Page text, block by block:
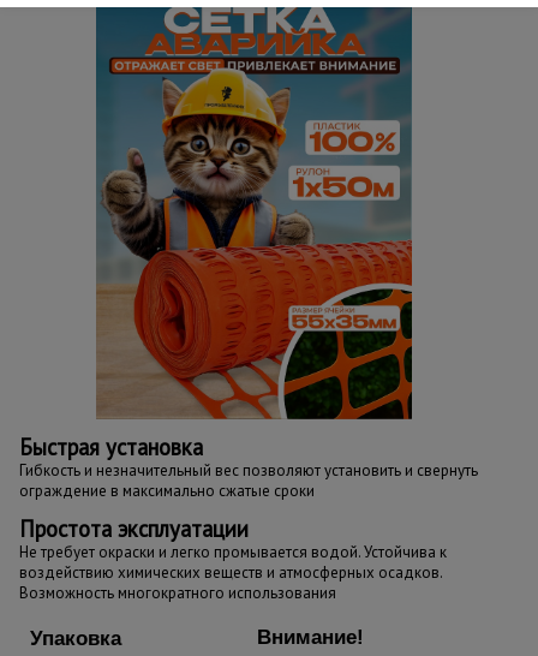
Быстрая установка
Гибкость и незначительный вес позволяют установить и свернуть
ограждение в максимально сжатые сроки
Простота эксплуатации
Не требует окраски и легко промывается водой. Устойчива к
воздействию химических веществ и атмосферных осадков.
Возможность многократного использования
Упаковка Внимание!